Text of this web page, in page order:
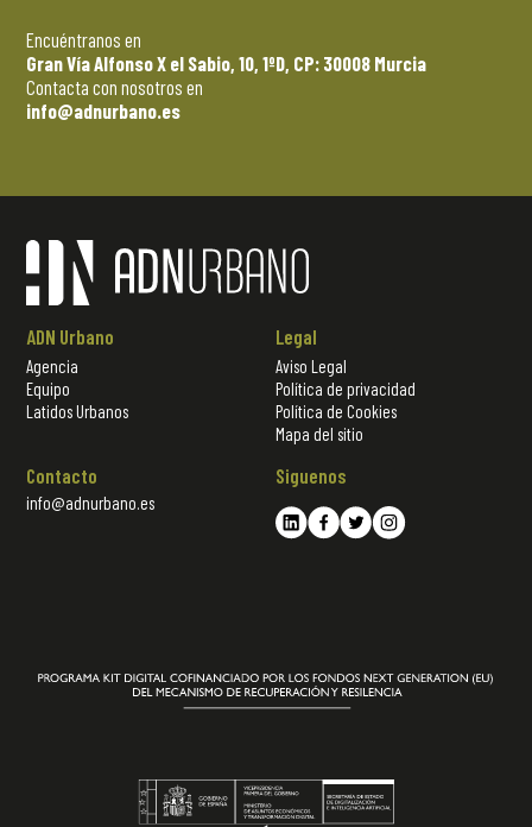
Encuéntranos en
Gran Vía Alfonso X el Sabio, 10, 1ºD, CP: 30008 Murcia
Contacta con nosotros en
info@adnurbano.es
ADN Urbano
Agencia
Equipo
Latidos Urbanos
Legal
Aviso Legal
Política de privacidad
Política de Cookies
Mapa del sitio
Contacto
info@adnurbano.es
Siguenos